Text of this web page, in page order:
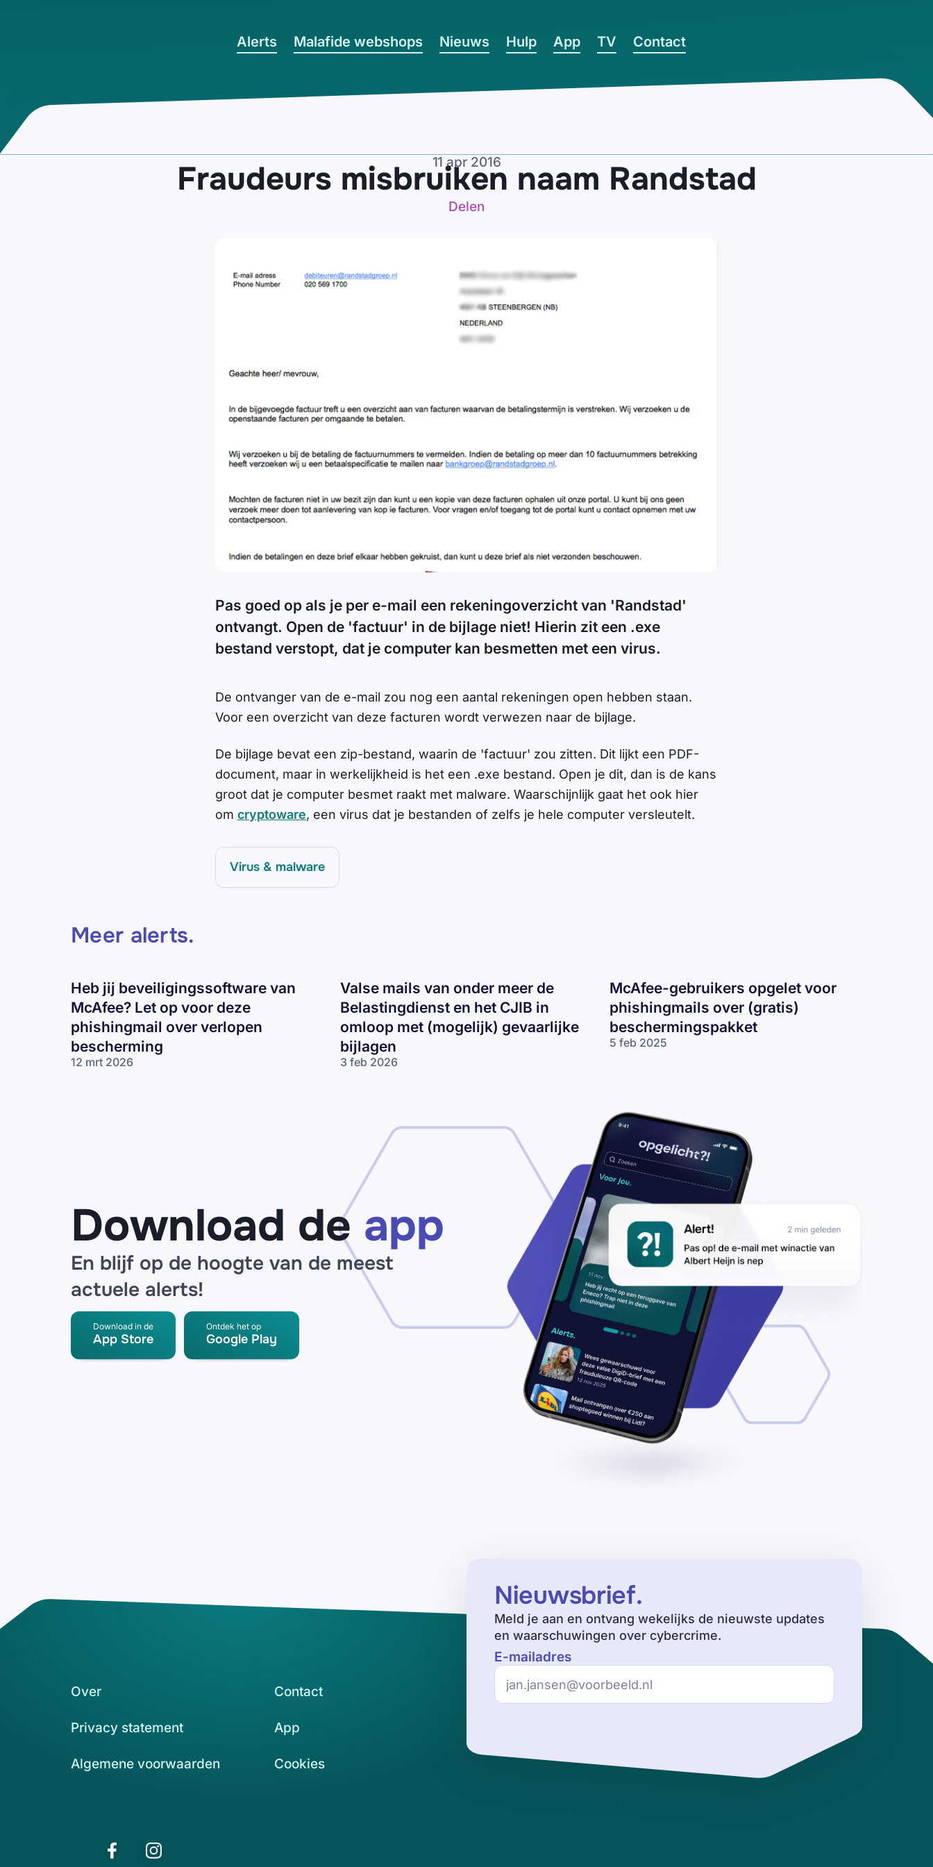
Alerts Malafide webshops Nieuws Hulp App TV Contact
11 apr 2016
Fraudeurs misbruiken naam Randstad
Delen
Pas goed op als je per e-mail een rekeningoverzicht van 'Randstad'
ontvangt. Open de 'factuur' in de bijlage niet! Hierin zit een .exe
bestand verstopt, dat je computer kan besmetten met een virus.
De ontvanger van de e-mail zou nog een aantal rekeningen open hebben staan.
Voor een overzicht van deze facturen wordt verwezen naar de bijlage.
De bijlage bevat een zip-bestand, waarin de 'factuur' zou zitten. Dit lijkt een PDF-
document, maar in werkelijkheid is het een .exe bestand. Open je dit, dan is de kans
groot dat je computer besmet raakt met malware. Waarschijnlijk gaat het ook hier
om cryptoware, een virus dat je bestanden of zelfs je hele computer versleutelt.
Virus & malware
Meer alerts.
Heb jij beveiligingssoftware van
McAfee? Let op voor deze
phishingmail over verlopen
bescherming
12 mrt 2026
Valse mails van onder meer de
Belastingdienst en het CJIB in
omloop met (mogelijk) gevaarlijke
bijlagen
3 feb 2026
en het CJIB in
omloop met
(mogelijk)
gevaarlijke
bijlagen
McAfee-gebruikers opgelet voor
phishingmails over (gratis)
beschermingspakket
5 feb 2025
beschermingspakket
Download de app
En blijf op de hoogte van de meest
actuele alerts!
Download in de
App Store
Ontdek het op
Google Play
Nieuwsbrief.
Meld je aan en ontvang wekelijks de nieuwste updates
en waarschuwingen over cybercrime.
E-mailadres
Over Contact
Privacy statement App
Algemene voorwaarden Cookies